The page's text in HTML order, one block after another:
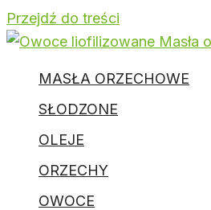
Przejdź do treści
MASŁA ORZECHOWE
SŁODZONE
OLEJE
ORZECHY
OWOCE